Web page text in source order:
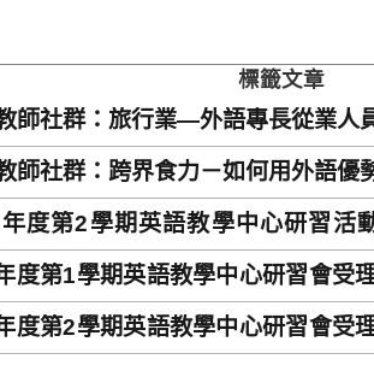
標籤文章
師社群：旅行業—外語專長從業人
師社群：跨界食力－如何用外語
年度第2學期英語教學中心研習
workshops
度第1學期英語教學中心研習會
度第2學期英語教學中心研習會